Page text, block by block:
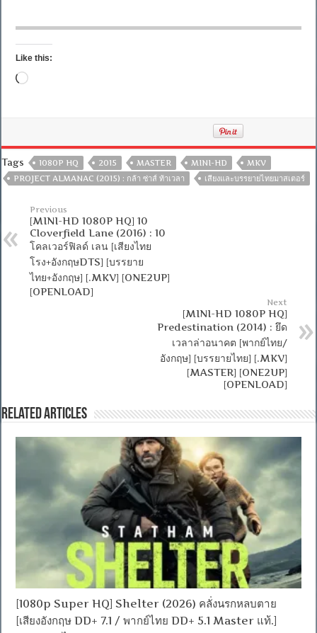
Like this:
Loading…
Tags 1080P HQ 2015 MASTER MINI-HD
MKV
PROJECT ALMANAC (2015) : กล้า ซ่าส์ ท้าเวลา
เสียงและบรรยายไทยมาสเตอร์
Previous
[MINI-HD 1080P HQ] 10
Cloverfield Lane (2016) : 10
โคลเวอร์ฟิลด์ เลน [เสียงไทย
โรง+อังกฤษDTS] [บรรยาย
ไทย+อังกฤษ] [.MKV] [ONE2UP]
[OPENLOAD]
Next
[MINI-HD 1080P HQ]
Predestination (2014) : ยึด
เวลาล่าอนาคต [พากย์ไทย/
อังกฤษ] [บรรยายไทย] [.MKV]
[MASTER] [ONE2UP]
[OPENLOAD]
Related Articles
[1080p Super HQ] Shelter (2026) คลั่งนรกหลบตาย
[เสียงอังกฤษ DD+ 7.1 / พากย์ไทย DD+ 5.1 Master แท้.]